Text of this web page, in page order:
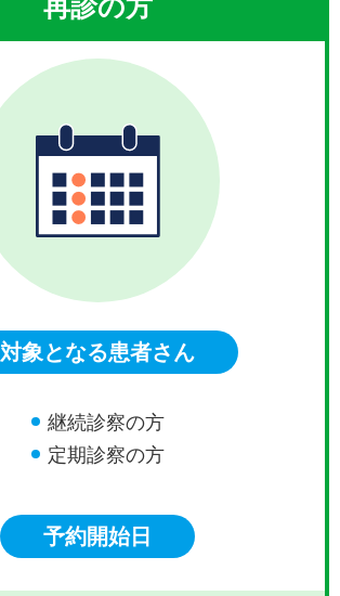
対象となる患者さん
継続診察の方
定期診察の方
予約開始日